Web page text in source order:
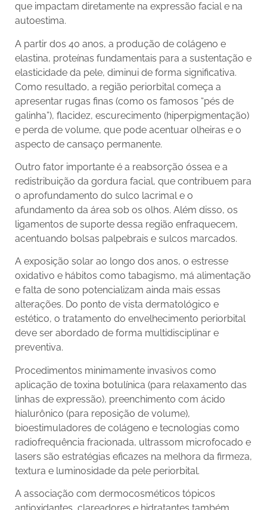
que impactam diretamente na expressão facial e na
autoestima.
A partir dos 40 anos, a produção de colágeno e
elastina, proteínas fundamentais para a sustentação e
elasticidade da pele, diminui de forma significativa.
Como resultado, a região periorbital começa a
apresentar rugas finas (como os famosos “pés de
galinha”), flacidez, escurecimento (hiperpigmentação)
e perda de volume, que pode acentuar olheiras e o
aspecto de cansaço permanente.
Outro fator importante é a reabsorção óssea e a
redistribuição da gordura facial, que contribuem para
o aprofundamento do sulco lacrimal e o
afundamento da área sob os olhos. Além disso, os
ligamentos de suporte dessa região enfraquecem,
acentuando bolsas palpebrais e sulcos marcados.
A exposição solar ao longo dos anos, o estresse
oxidativo e hábitos como tabagismo, má alimentação
e falta de sono potencializam ainda mais essas
alterações. Do ponto de vista dermatológico e
estético, o tratamento do envelhecimento periorbital
deve ser abordado de forma multidisciplinar e
preventiva.
Procedimentos minimamente invasivos como
aplicação de toxina botulínica (para relaxamento das
linhas de expressão), preenchimento com ácido
hialurônico (para reposição de volume),
bioestimuladores de colágeno e tecnologias como
radiofrequência fracionada, ultrassom microfocado e
lasers são estratégias eficazes na melhora da firmeza,
textura e luminosidade da pele periorbital.
A associação com dermocosméticos tópicos